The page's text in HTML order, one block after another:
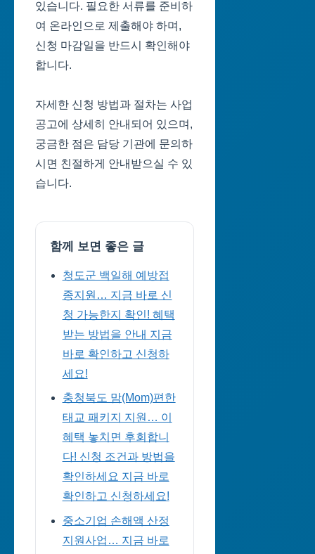
있습니다. 필요한 서류를 준비하
여 온라인으로 제출해야 하며,
신청 마감일을 반드시 확인해야
합니다.
자세한 신청 방법과 절차는 사업
공고에 상세히 안내되어 있으며,
궁금한 점은 담당 기관에 문의하
시면 친절하게 안내받으실 수 있
습니다.
함께 보면 좋은 글
청도군 백일해 예방접
종지원… 지금 바로 신
청 가능한지 확인! 혜택
받는 방법을 안내 지금
바로 확인하고 신청하
세요!
충청북도 맘(Mom)편한
태교 패키지 지원… 이
혜택 놓치면 후회합니
다! 신청 조건과 방법을
확인하세요 지금 바로
확인하고 신청하세요!
중소기업 손해액 산정
지원사업… 지금 바로